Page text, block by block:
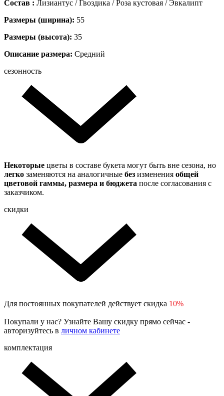
Состав : Лизиантус / Гвоздика / Роза кустовая / Эвкалипт
Размеры (ширина): 55
Размеры (высота): 35
Описание размера: Средний
сезонность
Некоторые цветы в составе букета могут быть вне сезона, но
легко заменяются на аналогичные без изменения общей
цветовой гаммы, размера и бюджета после согласования с
заказчиком.
скидки
Для постоянных покупателей действует скидка 10%
Покупали у нас? Узнайте Вашу скидку прямо сейчас -
авторизуйтесь в личном кабинете
комплектация